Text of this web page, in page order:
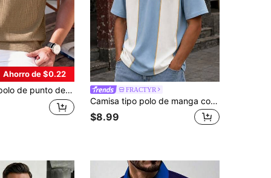
Ahorro de $0.22
unicolor minimalista casual, para uso diario de hombres FRACTYR
Camisa tipo polo de manga corta para hombre FRACTYR, estilo casual de verano con bloques de color, rayas verticales, emblema de fútbol, diseño americano vintage lavado, hombros caídos, estampado a cuadros, cómoda y transpirable, adecuada para uso al aire libre, camiseta casual retro con letras, versátil
$8.99